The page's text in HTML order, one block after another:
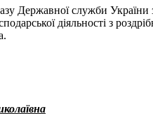
Державної служби України
діяльності з